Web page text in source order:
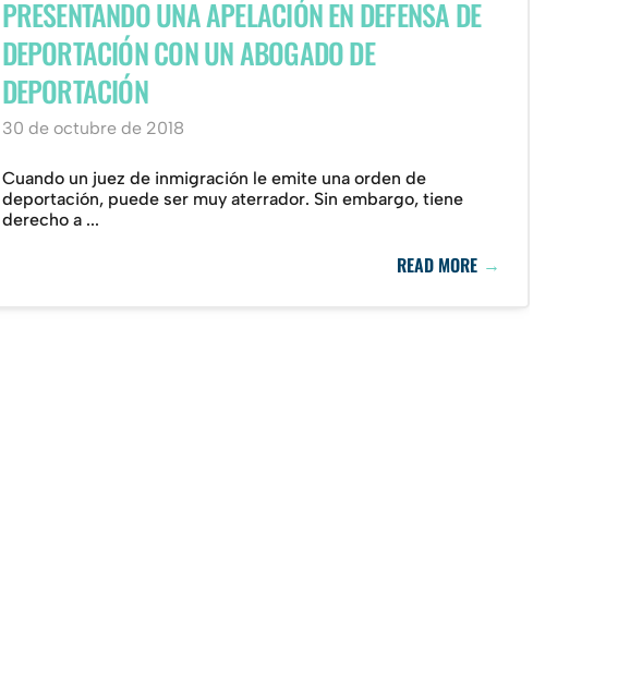
PRESENTANDO UNA APELACIÓN EN DEFENSA DE
DEPORTACIÓN CON UN ABOGADO DE
DEPORTACIÓN
30 de octubre de 2018
Cuando un juez de inmigración le emite una orden de
deportación, puede ser muy aterrador. Sin embargo, tiene
derecho a ...
READ MORE →